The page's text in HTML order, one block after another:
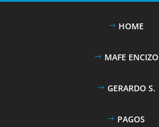
HOME
MAFE ENCIZO
GERARDO S.
PAGOS